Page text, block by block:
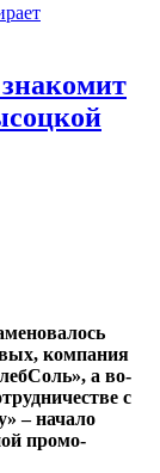
компания
а во-
с
– начало
промо-